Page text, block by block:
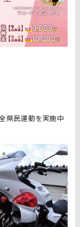
県民運動を実施中